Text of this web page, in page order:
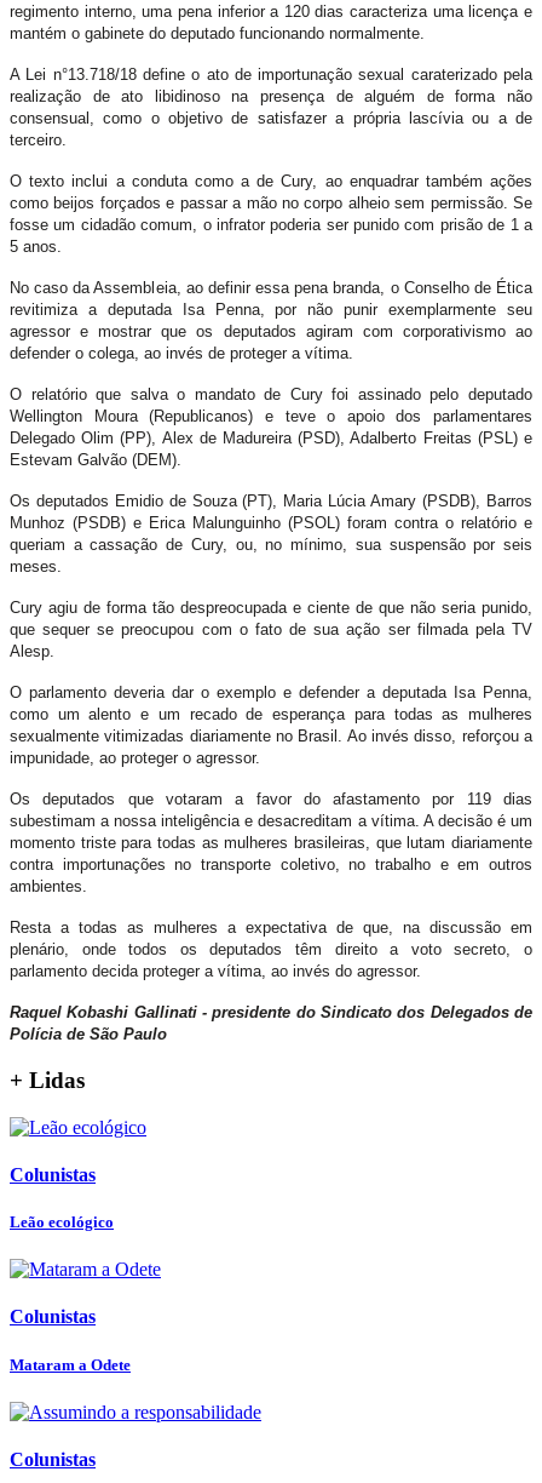
regimento interno, uma pena inferior a 120 dias caracteriza uma licença e
mantém o gabinete do deputado funcionando normalmente.
A Lei n°13.718/18 define o ato de importunação sexual caraterizado pela
realização de ato libidinoso na presença de alguém de forma não
consensual, como o objetivo de satisfazer a própria lascívia ou a de
terceiro.
O texto inclui a conduta como a de Cury, ao enquadrar também ações
como beijos forçados e passar a mão no corpo alheio sem permissão. Se
fosse um cidadão comum, o infrator poderia ser punido com prisão de 1 a
5 anos.
No caso da Assembleia, ao definir essa pena branda, o Conselho de Ética
revitimiza a deputada Isa Penna, por não punir exemplarmente seu
agressor e mostrar que os deputados agiram com corporativismo ao
defender o colega, ao invés de proteger a vítima.
O relatório que salva o mandato de Cury foi assinado pelo deputado
Wellington Moura (Republicanos) e teve o apoio dos parlamentares
Delegado Olim (PP), Alex de Madureira (PSD), Adalberto Freitas (PSL) e
Estevam Galvão (DEM).
Os deputados Emidio de Souza (PT), Maria Lúcia Amary (PSDB), Barros
Munhoz (PSDB) e Erica Malunguinho (PSOL) foram contra o relatório e
queriam a cassação de Cury, ou, no mínimo, sua suspensão por seis
meses.
Cury agiu de forma tão despreocupada e ciente de que não seria punido,
que sequer se preocupou com o fato de sua ação ser filmada pela TV
Alesp.
O parlamento deveria dar o exemplo e defender a deputada Isa Penna,
como um alento e um recado de esperança para todas as mulheres
sexualmente vitimizadas diariamente no Brasil. Ao invés disso, reforçou a
impunidade, ao proteger o agressor.
Os deputados que votaram a favor do afastamento por 119 dias
subestimam a nossa inteligência e desacreditam a vítima. A decisão é um
momento triste para todas as mulheres brasileiras, que lutam diariamente
contra importunações no transporte coletivo, no trabalho e em outros
ambientes.
Resta a todas as mulheres a expectativa de que, na discussão em
plenário, onde todos os deputados têm direito a voto secreto, o
parlamento decida proteger a vítima, ao invés do agressor.
Raquel Kobashi Gallinati - presidente do Sindicato dos Delegados de
Polícia de São Paulo
+ Lidas
Colunistas
Leão ecológico
Colunistas
Mataram a Odete
Colunistas